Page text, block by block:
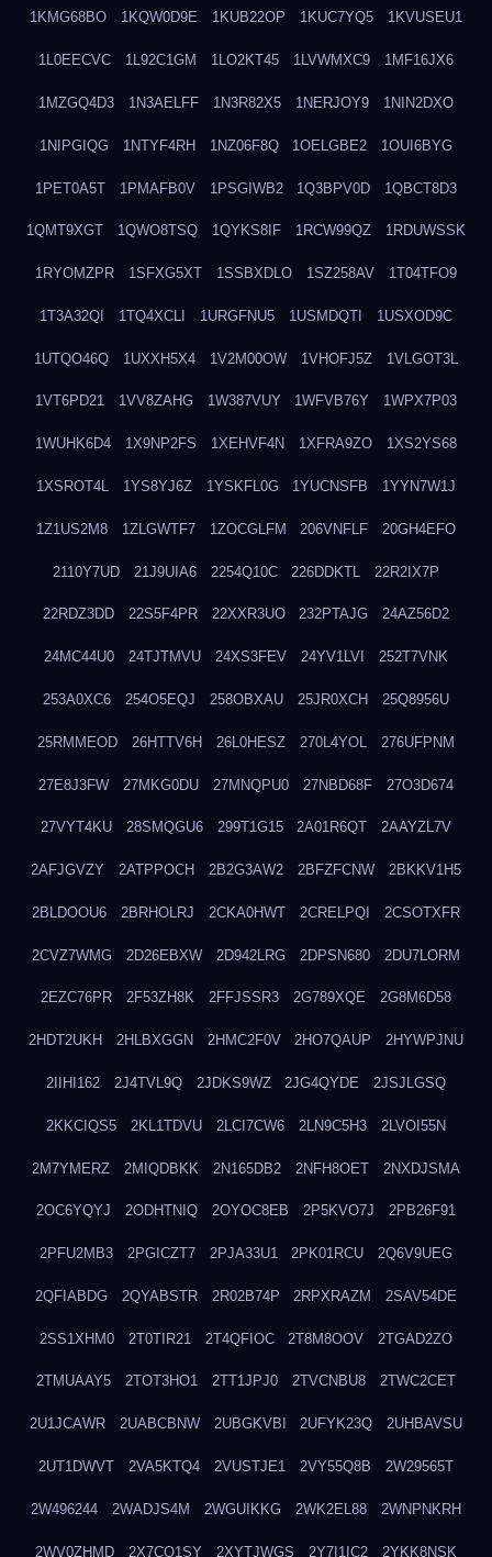
1KMG68BO 1KQW0D9E 1KUB22OP 1KUC7YQ5 1KVUSEU1
1L0EECVC 1L92C1GM 1LO2KT45 1LVWMXC9 1MF16JX6
1MZGQ4D3 1N3AELFF 1N3R82X5 1NERJOY9 1NIN2DXO
1NIPGIQG 1NTYF4RH 1NZ06F8Q 1OELGBE2 1OUI6BYG
1PET0A5T 1PMAFB0V 1PSGIWB2 1Q3BPV0D 1QBCT8D3
1QMT9XGT 1QWO8TSQ 1QYKS8IF 1RCW99QZ 1RDUWSSK
1RYOMZPR 1SFXG5XT 1SSBXDLO 1SZ258AV 1T04TFO9
1T3A32QI 1TQ4XCLI 1URGFNU5 1USMDQTI 1USXOD9C
1UTQO46Q 1UXXH5X4 1V2M00OW 1VHOFJ5Z 1VLGOT3L
1VT6PD21 1VV8ZAHG 1W387VUY 1WFVB76Y 1WPX7P03
1WUHK6D4 1X9NP2FS 1XEHVF4N 1XFRA9ZO 1XS2YS68
1XSROT4L 1YS8YJ6Z 1YSKFL0G 1YUCNSFB 1YYN7W1J
1Z1US2M8 1ZLGWTF7 1ZOCGLFM 206VNFLF 20GH4EFO
2110Y7UD 21J9UIA6 2254Q10C 226DDKTL 22R2IX7P
22RDZ3DD 22S5F4PR 22XXR3UO 232PTAJG 24AZ56D2
24MC44U0 24TJTMVU 24XS3FEV 24YV1LVI 252T7VNK
253A0XC6 254O5EQJ 258OBXAU 25JR0XCH 25Q8956U
25RMMEOD 26HTTV6H 26L0HESZ 270L4YOL 276UFPNM
27E8J3FW 27MKG0DU 27MNQPU0 27NBD68F 27O3D674
27VYT4KU 28SMQGU6 299T1G15 2A01R6QT 2AAYZL7V
2AFJGVZY 2ATPPOCH 2B2G3AW2 2BFZFCNW 2BKKV1H5
2BLDOOU6 2BRHOLRJ 2CKA0HWT 2CRELPQI 2CSOTXFR
2CVZ7WMG 2D26EBXW 2D942LRG 2DPSN680 2DU7LORM
2EZC76PR 2F53ZH8K 2FFJSSR3 2G789XQE 2G8M6D58
2HDT2UKH 2HLBXGGN 2HMC2F0V 2HO7QAUP 2HYWPJNU
2IIHI162 2J4TVL9Q 2JDKS9WZ 2JG4QYDE 2JSJLGSQ
2KKCIQS5 2KL1TDVU 2LCI7CW6 2LN9C5H3 2LVOI55N
2M7YMERZ 2MIQDBKK 2N165DB2 2NFH8OET 2NXDJSMA
2OC6YQYJ 2ODHTNIQ 2OYOC8EB 2P5KVO7J 2PB26F91
2PFU2MB3 2PGICZT7 2PJA33U1 2PK01RCU 2Q6V9UEG
2QFIABDG 2QYABSTR 2R02B74P 2RPXRAZM 2SAV54DE
2SS1XHM0 2T0TIR21 2T4QFIOC 2T8M8OOV 2TGAD2ZO
2TMUAAY5 2TOT3HO1 2TT1JPJ0 2TVCNBU8 2TWC2CET
2U1JCAWR 2UABCBNW 2UBGKVBI 2UFYK23Q 2UHBAVSU
2UT1DWVT 2VA5KTQ4 2VUSTJE1 2VY55Q8B 2W29565T
2W496244 2WADJS4M 2WGUIKKG 2WK2EL88 2WNPNKRH
2WV0ZHMD 2X7CQ1SY 2XYTJWGS 2Y7I1IC2 2YKK8NSK